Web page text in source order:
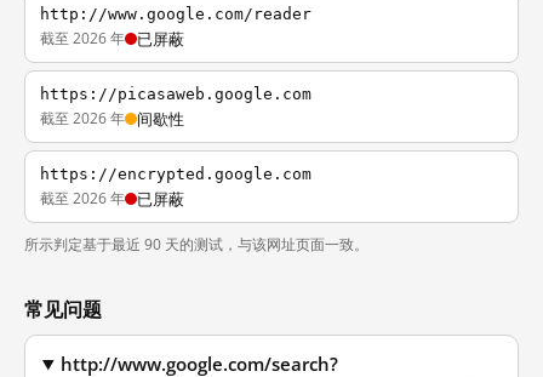
http://www.google.com/reader
截至 2026 年 已屏蔽
https://picasaweb.google.com
截至 2026 年 间歇性
https://encrypted.google.com
截至 2026 年 已屏蔽
所示判定基于最近 90 天的测试，与该网址页面一致。
常见问题
http://www.google.com/search?